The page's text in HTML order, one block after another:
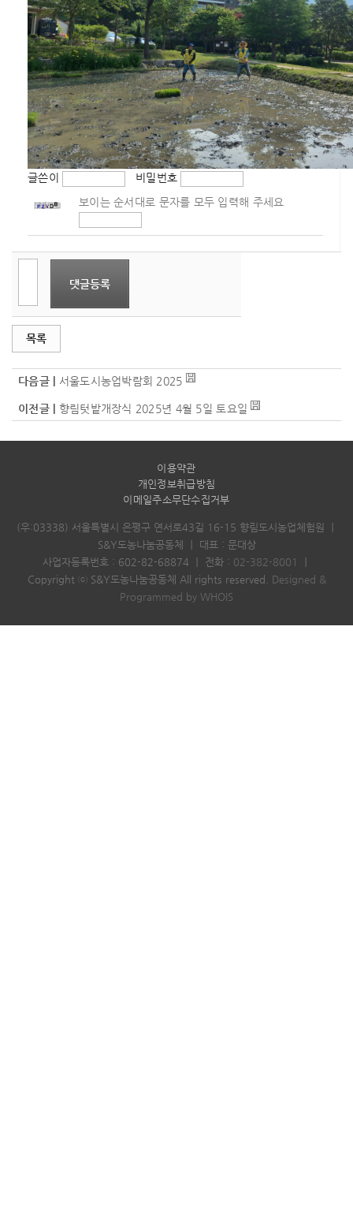
글쓴이
비밀번호
보이는 순서대로 문자를 모두 입력해 주세요
댓글등록
목록
다음글 | 서울도시농업박람회 2025
이전글 | 향림텃밭개장식 2025년 4월 5일 토요일
이용약관
개인정보취급방침
이메일주소무단수집거부
(우:03338) 서울특별시 은평구 연서로43길 16-15 향림도시농업체험원
S&Y도농나눔공동체
대표 : 문대상
사업자등록번호 : 602-82-68874
전화 : 02-382-8001
Copyright ⓒ S&Y도농나눔공동체 All rights reserved. Designed &
Programmed by WHOIS